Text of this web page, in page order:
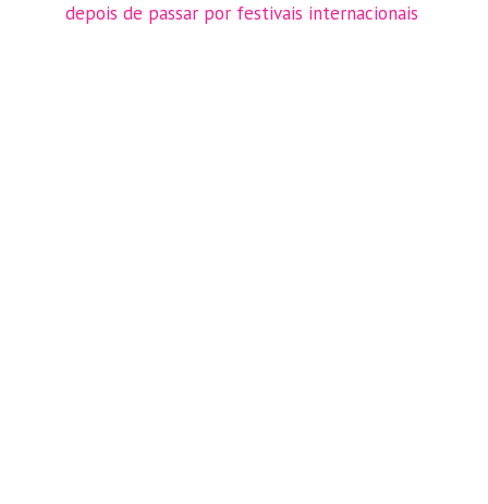
depois de passar por festivais internacionais